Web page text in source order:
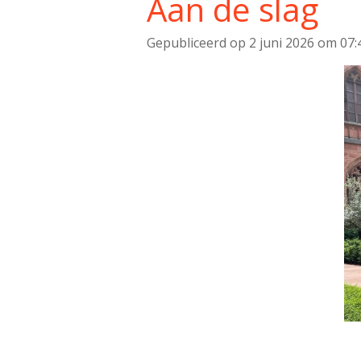
Aan de slag
Gepubliceerd op 2 juni 2026 om